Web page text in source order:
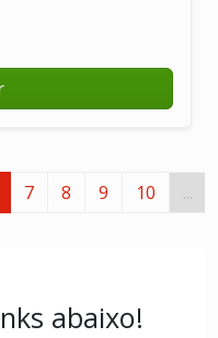
7 8 9 10 ...
abaixo!